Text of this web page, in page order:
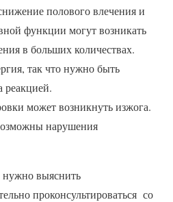
полового влечения и
функции могут возникать
в больших количествах.
так что нужно быть
реакцией.
может возникнуть изжога.
нарушения
выяснить
проконсультироваться со